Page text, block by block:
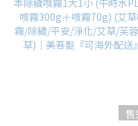
售